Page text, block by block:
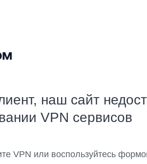
наш сайт
VPN сервисов
VPN или воспользуйтесь